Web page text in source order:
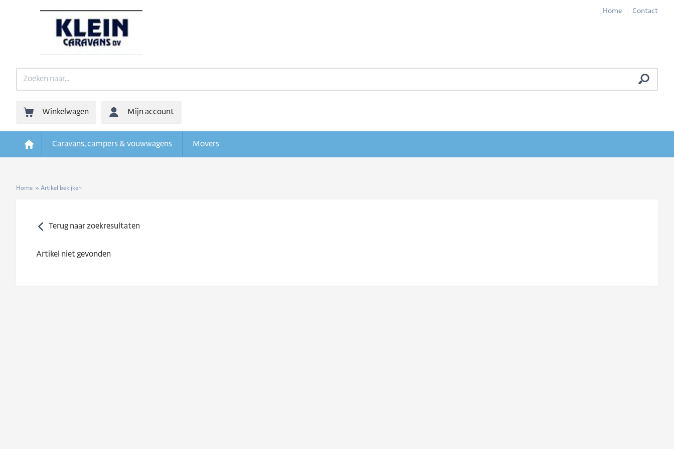
Home Contact
Winkelwagen Mijn account
Caravans, campers & vouwwagens Movers
Home » Artikel bekijken
Terug naar zoekresultaten
Artikel niet gevonden